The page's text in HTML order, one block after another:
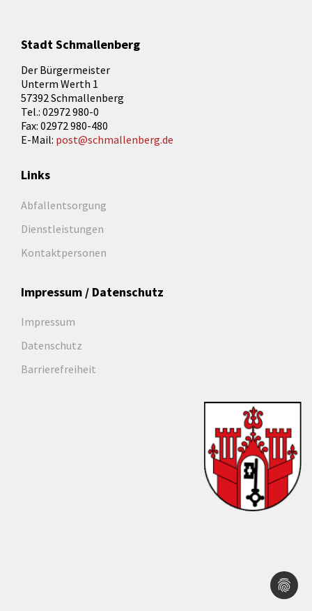
Stadt Schmallenberg
Der Bürgermeister
Unterm Werth 1
57392 Schmallenberg
Tel.: 02972 980-0
Fax: 02972 980-480
E-Mail: post@schmallenberg.de
Links
Abfallentsorgung
Dienstleistungen
Kontaktpersonen
Impressum / Datenschutz
Impressum
Datenschutz
Barrierefreiheit